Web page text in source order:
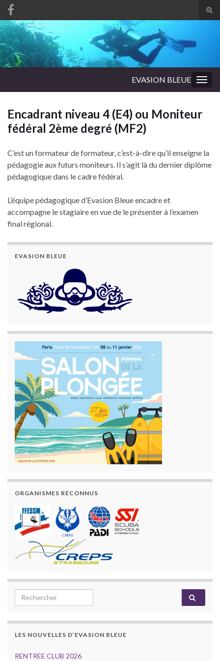
EVASION BLEUE
Encadrant niveau 4 (E4) ou Moniteur
fédéral 2ème degré (MF2)
C’est un formateur de formateur, c’est-à-dire qu’il enseigne la
pédagogie aux futurs moniteurs. Il s’agit là du dernier diplôme
pédagogique dans le cadre fédéral.
L’équipe pédagogique d’Evasion Bleue encadre et
accompagne le stagiaire en vue de le présenter à l’examen
final régional.
EVASION BLEUE
ORGANISMES RECONNUS
Search for:
LES NOUVELLES D’EVASION BLEUE
RENTREE CLUB 2026